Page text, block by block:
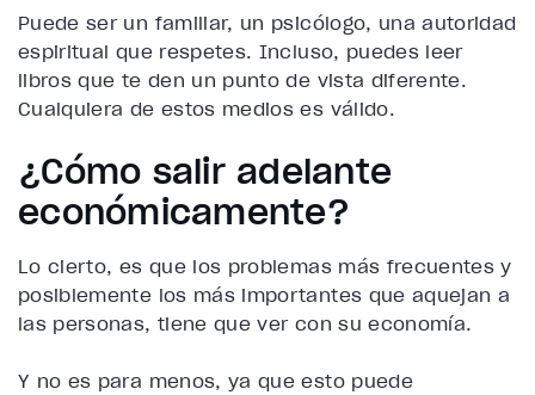
Puede ser un familiar, un psicólogo, una autoridad
espiritual que respetes. Incluso, puedes leer
libros que te den un punto de vista diferente.
Cualquiera de estos medios es válido.
¿Cómo salir adelante
económicamente?
Lo cierto, es que los problemas más frecuentes y
posiblemente los más importantes que aquejan a
las personas, tiene que ver con su economía.
Y no es para menos, ya que esto puede